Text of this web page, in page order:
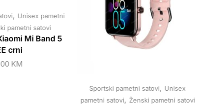
, Unisex pametni
pametni satovi
Mi Band 5
crni
KM
Sportski pametni satovi, Unisex
pametni satovi, Ženski pametni satovi